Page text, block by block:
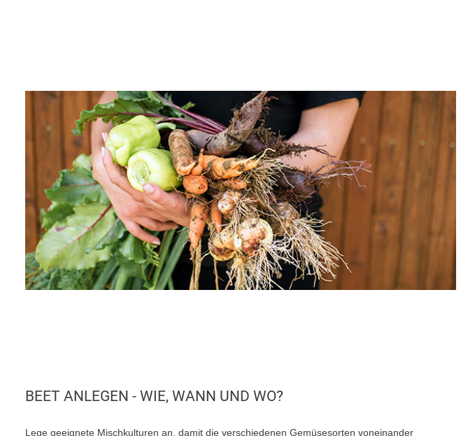
BEET ANLEGEN - WIE, WANN UND WO?
Lege geeignete Mischkulturen an, damit die verschiedenen Gemüsesorten voneinander